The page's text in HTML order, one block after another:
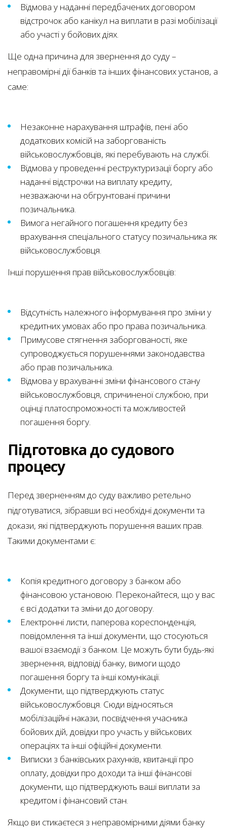
Відмова у наданні передбачених договором
відстрочок або канікул на виплати в разі мобілізації
або участі у бойових діях.
Ще одна причина для звернення до суду –
неправомірні дії банків та інших фінансових установ, а
саме:
Незаконне нарахування штрафів, пені або
додаткових комісій на заборгованість
військовослужбовців, які перебувають на службі.
Відмова у проведенні реструктуризації боргу або
наданні відстрочки на виплату кредиту,
незважаючи на обгрунтовані причини
позичальника.
Вимога негайного погашення кредиту без
врахування спеціального статусу позичальника як
військовослужбовця.
Інші порушення прав військовослужбовців:
Відсутність належного інформування про зміни у
кредитних умовах або про права позичальника.
Примусове стягнення заборгованості, яке
супроводжується порушеннями законодавства
або прав позичальника.
Відмова у врахуванні зміни фінансового стану
військовослужбовця, спричиненої службою, при
оцінці платоспроможності та можливостей
погашення боргу.
Підготовка до судового
процесу
Перед зверненням до суду важливо ретельно
підготуватися, зібравши всі необхідні документи та
докази, які підтверджують порушення ваших прав.
Такими документами є:
Копія кредитного договору з банком або
фінансовою установою. Переконайтеся, що у вас
є всі додатки та зміни до договору.
Електронні листи, паперова кореспонденція,
повідомлення та інші документи, що стосуються
вашої взаємодії з банком. Це можуть бути будь-які
звернення, відповіді банку, вимоги щодо
погашення боргу та інші комунікації.
Документи, що підтверджують статус
військовослужбовця. Сюди відносяться
мобілізаційні накази, посвідчення учасника
бойових дій, довідки про участь у військових
операціях та інші офіційні документи.
Виписки з банківських рахунків, квитанції про
оплату, довідки про доходи та інші фінансові
документи, що підтверджують ваші виплати за
кредитом і фінансовий стан.
Якщо ви стикаєтеся з неправомірними діями банку